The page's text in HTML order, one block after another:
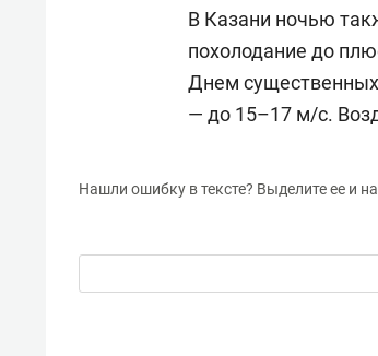
В Казани ночью
похолодание до
Днем существенных
— до 15–17 м/с.
Нашли ошибку в тексте? Выделите ее и